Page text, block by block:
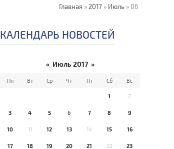
Главная » 2017 » Июль » 06
КАЛЕНДАРЬ НОВОСТЕЙ
« Июль 2017 »
Пн Вт Ср Чт Пт Сб Вс
1 2
3 4 5 6 7 8 9
10 11 12 13 14 15 16
17 18 19 20 21 22 23